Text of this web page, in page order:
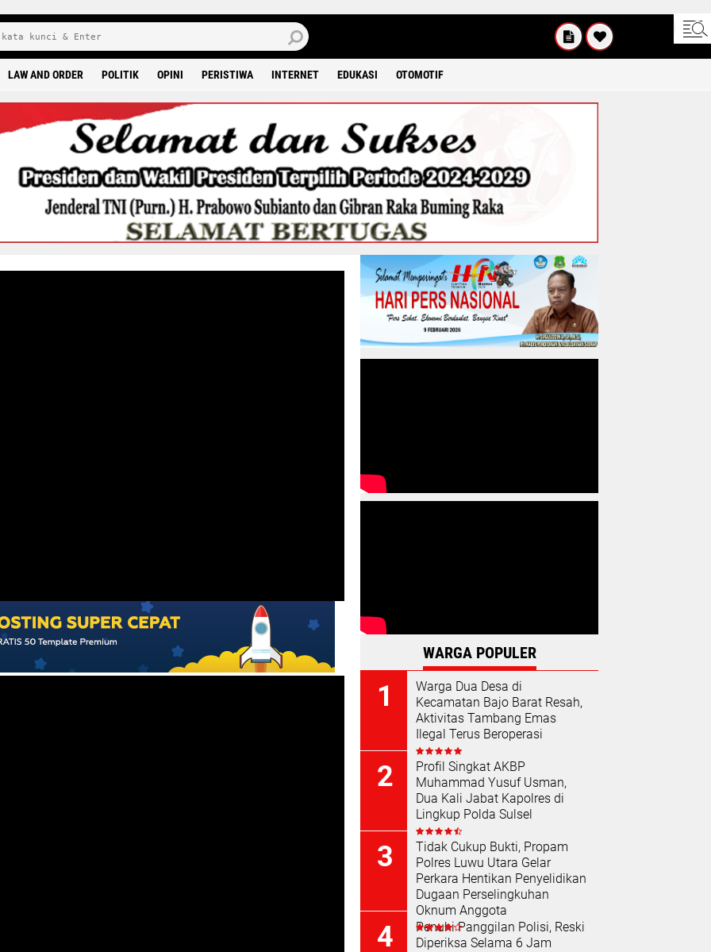
LAW AND ORDER POLITIK OPINI PERISTIWA INTERNET EDUKASI OTOMOTIF
WARGA POPULER
Warga Dua Desa di
Kecamatan Bajo Barat Resah,
Aktivitas Tambang Emas
Ilegal Terus Beroperasi
Profil Singkat AKBP
Muhammad Yusuf Usman,
Dua Kali Jabat Kapolres di
Lingkup Polda Sulsel
Tidak Cukup Bukti, Propam
Polres Luwu Utara Gelar
Perkara Hentikan Penyelidikan
Dugaan Perselingkuhan
Oknum Anggota
Penuhi Panggilan Polisi, Reski
Diperiksa Selama 6 Jam